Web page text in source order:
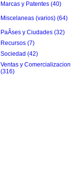
Marcas y Patentes (40)
Miscelaneas (varios) (64)
PaÃ­ses y Ciudades (32)
Recursos (7)
Sociedad (42)
Ventas y Comercializacion
(316)